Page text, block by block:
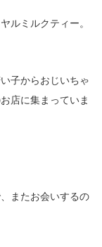
ルミルクティー。
子からおじいちゃ
店に集まっていま
またお会いするの